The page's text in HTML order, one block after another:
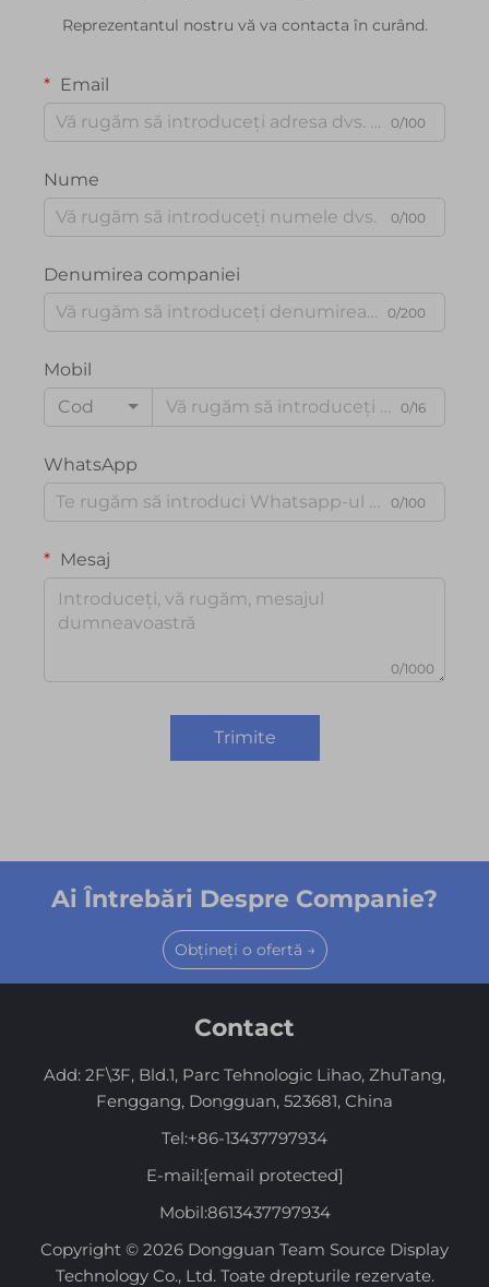
Reprezentantul nostru vă va contacta în curând.
Email
0/100
Nume
0/100
Denumirea companiei
0/200
Mobil
Cod
0/16
WhatsApp
0/100
Mesaj
0/1000
Trimite
Ai Întrebări Despre Companie?
Obțineți o ofertă →
Contact
Add: 2F\3F, Bld.1, Parc Tehnologic Lihao, ZhuTang,
Fenggang, Dongguan, 523681, China
Tel:+86-13437797934
E-mail:[email protected]
Mobil:8613437797934
Copyright © 2026 Dongguan Team Source Display
Technology Co., Ltd. Toate drepturile rezervate.